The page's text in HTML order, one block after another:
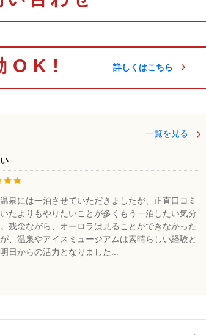
Lodge 907-456-4500
(夏季のみ) 907-474-0286
907-479-3650
Lodge 907-488-7855
Hotel & Conference Center 907-
OK! 詳しくはこちら
一覧を見る
泉には一泊させていただきましたが、正直口コミ
たよりもやりたいことが多くもう一泊したい気分
残念ながら、オーロラは見ることができなかった
、温泉やアイスミュージアムは素晴らしい経験と
日からの活力となりました...